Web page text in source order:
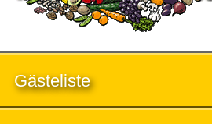
Gästeliste